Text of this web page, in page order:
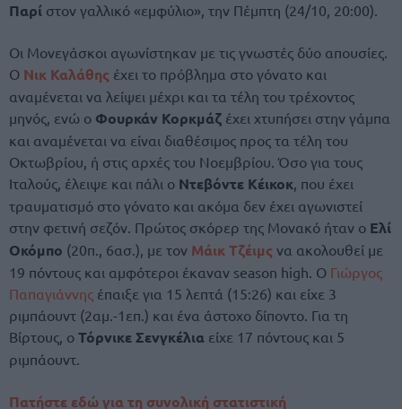
Παρί στον γαλλικό «εμφύλιο», την Πέμπτη (24/10, 20:00).
Οι Μονεγάσκοι αγωνίστηκαν με τις γνωστές δύο απουσίες.
Ο Νικ Καλάθης έχει το πρόβλημα στο γόνατο και
αναμένεται να λείψει μέχρι και τα τέλη του τρέχοντος
μηνός, ενώ ο Φουρκάν Κορκμάζ έχει χτυπήσει στην γάμπα
και αναμένεται να είναι διαθέσιμος προς τα τέλη του
Οκτωβρίου, ή στις αρχές του Νοεμβρίου. Όσο για τους
Ιταλούς, έλειψε και πάλι ο Ντεβόντε Κέικοκ, που έχει
τραυματισμό στο γόνατο και ακόμα δεν έχει αγωνιστεί
στην φετινή σεζόν. Πρώτος σκόρερ της Μονακό ήταν ο Ελί
Οκόμπο (20π., 6ασ.), με τον Μάικ Τζέιμς να ακολουθεί με
19 πόντους και αμφότεροι έκαναν season high. Ο Γιώργος
Παπαγιάννης έπαιξε για 15 λεπτά (15:26) και είχε 3
ριμπάουντ (2αμ.-1επ.) και ένα άστοχο δίποντο. Για τη
Βίρτους, ο Τόρνικε Σενγκέλια είχε 17 πόντους και 5
ριμπάουντ.
Πατήστε εδώ για τη συνολική στατιστική